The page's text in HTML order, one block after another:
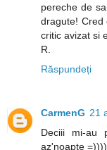
pereche de
dragute! Cred
critic avizat si
R.
Răspundeți
CarmenG 21
Deciii mi-au
az'noapte